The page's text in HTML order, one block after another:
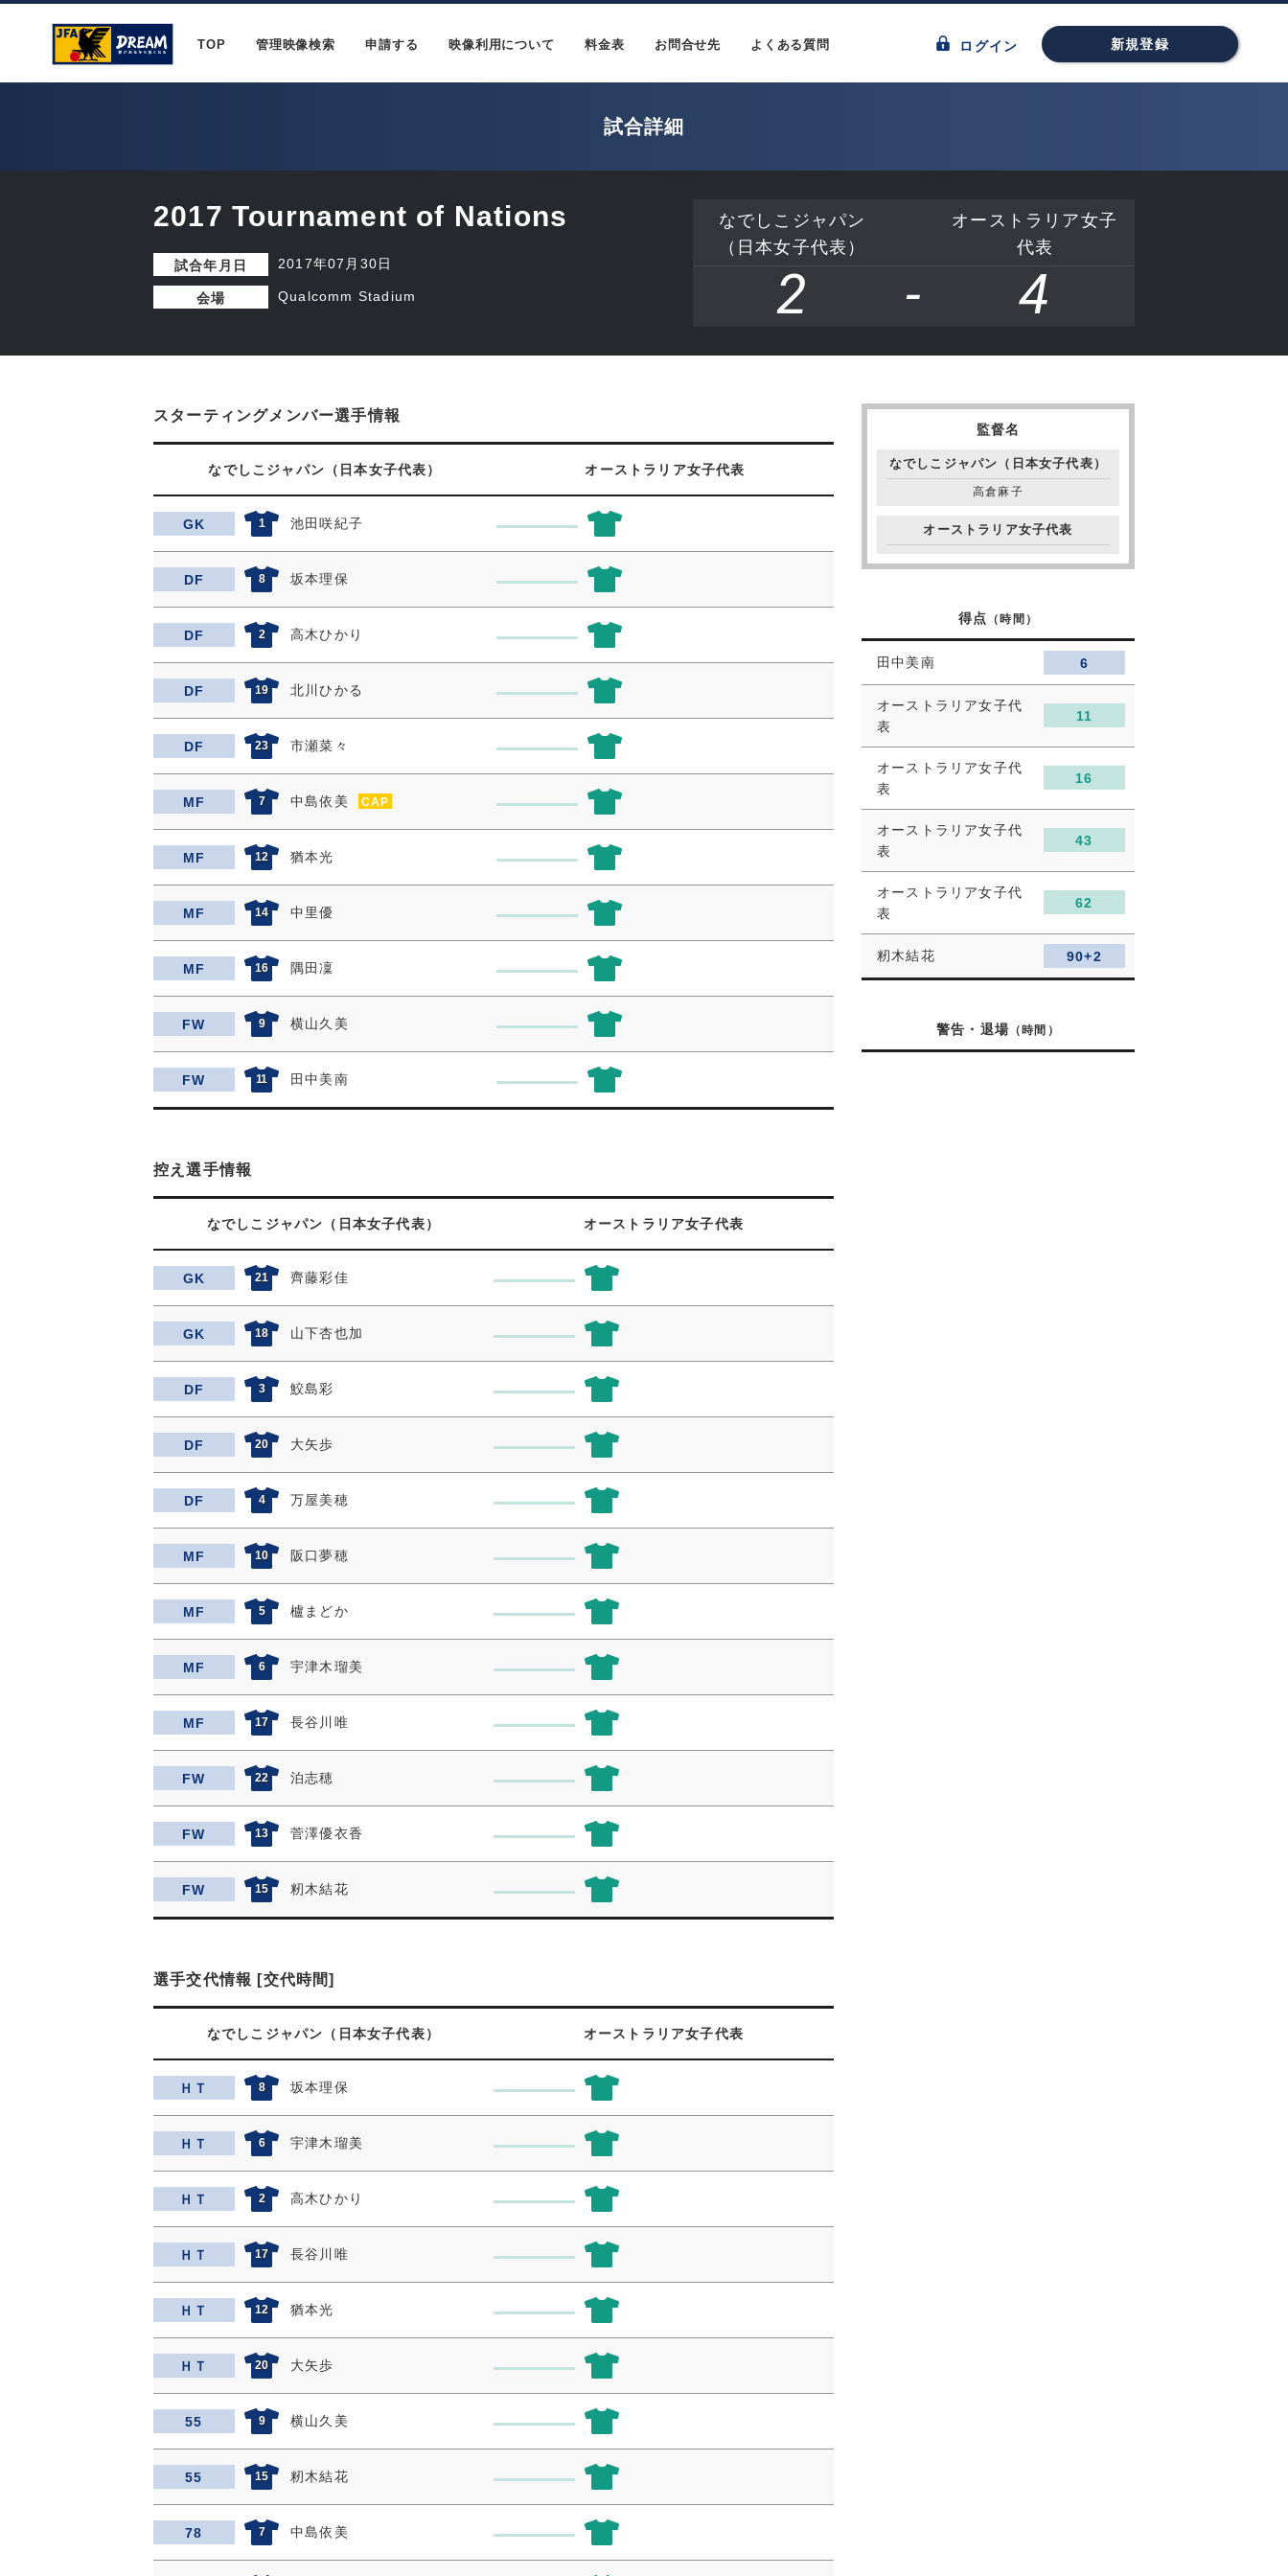
TOP 管理映像検索 申請する 映像利用について 料金表 お問合せ先 よくある質問 ログイン 新規登録
試合詳細
2017 Tournament of Nations
試合年月日 2017年07月30日
会場 Qualcomm Stadium
なでしこジャパン
（日本女子代表）
オーストラリア女子
代表
2 - 4
スターティングメンバー選手情報
なでしこジャパン（日本女子代表） オーストラリア女子代表
GK 1 池田咲紀子
DF 8 坂本理保
DF 2 高木ひかり
DF 19 北川ひかる
DF 23 市瀬菜々
MF 7 中島依美 CAP
MF 12 猶本光
MF 14 中里優
MF 16 隅田凜
FW 9 横山久美
FW 11 田中美南
控え選手情報
なでしこジャパン（日本女子代表） オーストラリア女子代表
GK 21 齊藤彩佳
GK 18 山下杏也加
DF 3 鮫島彩
DF 20 大矢歩
DF 4 万屋美穂
MF 10 阪口夢穂
MF 5 櫨まどか
MF 6 宇津木瑠美
MF 17 長谷川唯
FW 22 泊志穂
FW 13 菅澤優衣香
FW 15 籾木結花
選手交代情報 [交代時間]
なでしこジャパン（日本女子代表） オーストラリア女子代表
ＨＴ 8 坂本理保
ＨＴ 6 宇津木瑠美
ＨＴ 2 高木ひかり
ＨＴ 17 長谷川唯
ＨＴ 12 猶本光
ＨＴ 20 大矢歩
55 9 横山久美
55 15 籾木結花
78 7 中島依美
監督名
なでしこジャパン（日本女子代表）
高倉麻子
オーストラリア女子代表
得点 （時間）
田中美南 6
オーストラリア女子代
表
11
オーストラリア女子代
表
16
オーストラリア女子代
表
43
オーストラリア女子代
表
62
籾木結花 90+2
警告・退場 （時間）